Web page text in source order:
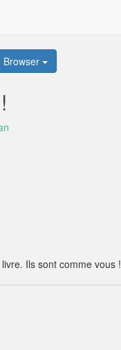
Browser
Ils sont comme vous !